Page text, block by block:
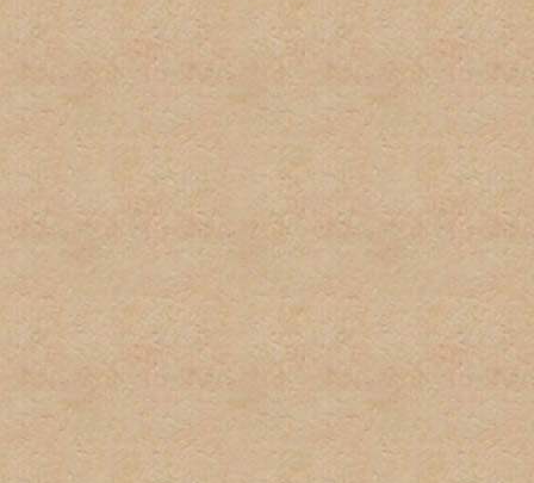
2. No habrá uso excesivo
mantengan este tipo del
3. Cada usuario tiene
suplantación de terceros
instancia habrá una
instacia el usuario sera
o herir algun otro